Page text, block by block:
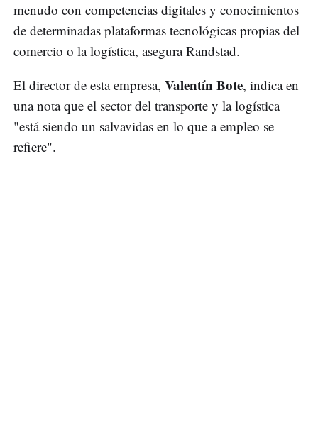
menudo con competencias digitales y conocimientos
de determinadas plataformas tecnológicas propias del
comercio o la logística, asegura Randstad.
El director de esta empresa, Valentín Bote, indica en
una nota que el sector del transporte y la logística
"está siendo un salvavidas en lo que a empleo se
refiere".